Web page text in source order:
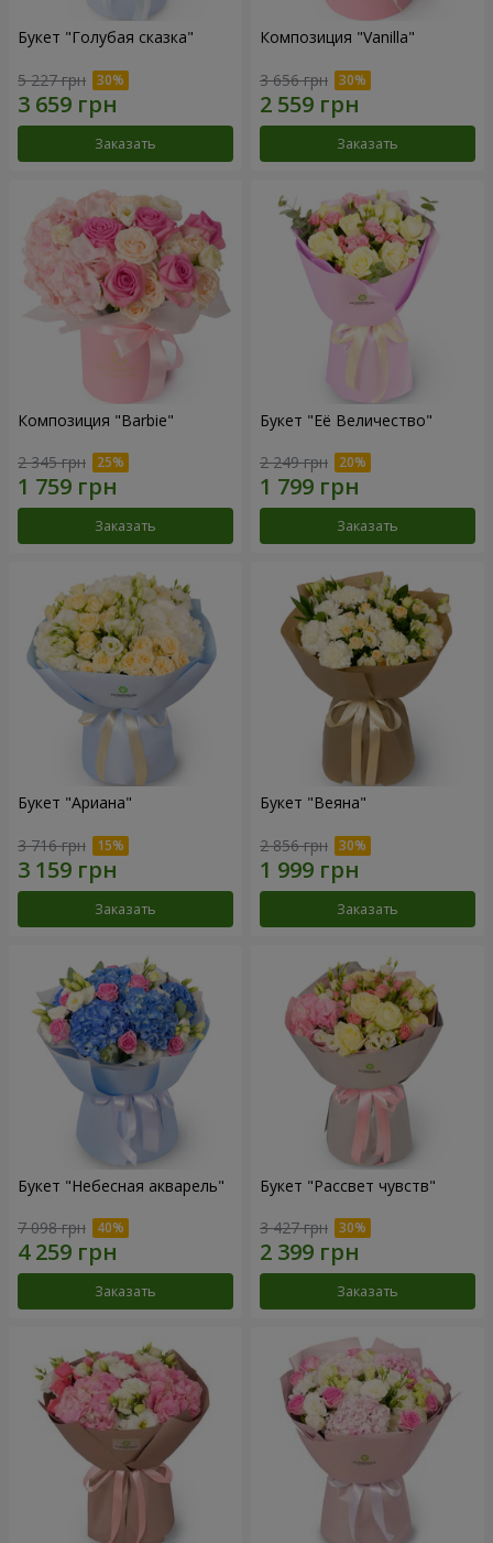
Букет "Голубая сказка"
5 227 грн
Заказать
Композиция "Vanilla"
3 656 грн
Заказать
Композиция "Barbie"
2 345 грн
Заказать
Букет "Её Величество"
2 249 грн
Заказать
Букет "Ариана"
3 716 грн
Заказать
Букет "Веяна"
2 856 грн
Заказать
Букет "Небесная акварель"
7 098 грн
Заказать
Букет "Рассвет чувств"
3 427 грн
Заказать